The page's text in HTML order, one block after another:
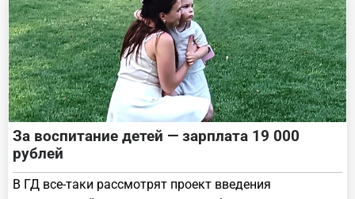
За воспитание детей — зарплата 19 000
рублей
В ГД все-таки рассмотрят проект введения